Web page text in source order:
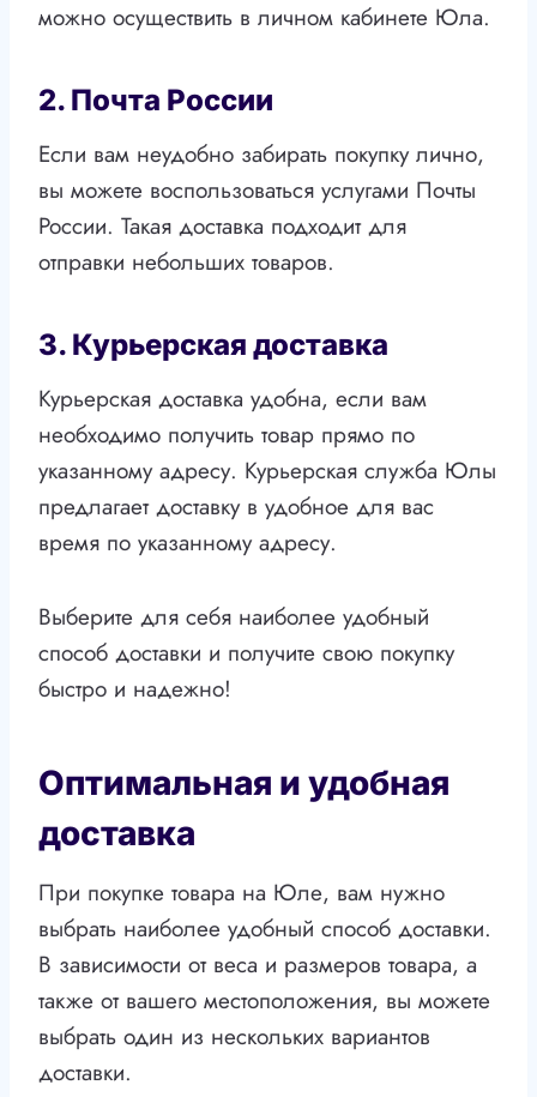
можно осуществить в личном кабинете Юла.
2. Почта России
Если вам неудобно забирать покупку лично,
вы можете воспользоваться услугами Почты
России. Такая доставка подходит для
отправки небольших товаров.
3. Курьерская доставка
Курьерская доставка удобна, если вам
необходимо получить товар прямо по
указанному адресу. Курьерская служба Юлы
предлагает доставку в удобное для вас
время по указанному адресу.
Выберите для себя наиболее удобный
способ доставки и получите свою покупку
быстро и надежно!
Оптимальная и удобная
доставка
При покупке товара на Юле, вам нужно
выбрать наиболее удобный способ доставки.
В зависимости от веса и размеров товара, а
также от вашего местоположения, вы можете
выбрать один из нескольких вариантов
доставки.